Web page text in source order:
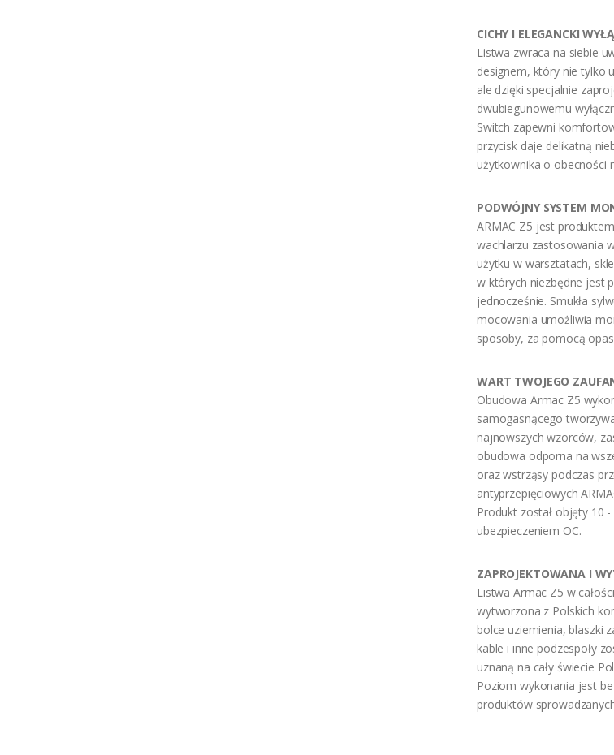
CICHY I ELEGANCKI
Listwa zwraca na siebie
designem, który nie tylko
ale dzięki specjalnie
dwubiegunowemu
Switch zapewni
przycisk daje delikatną
użytkownika o obecności
PODWÓJNY SYSTEM
ARMAC Z5 jest
wachlarzu zastosowania
użytku w warsztatach,
w których niezbędne jest
jednocześnie. Smukła
mocowania umożliwia
sposoby, za pomocą
WART TWOJEGO
Obudowa Armac Z5
samogasnącego
najnowszych wzorców,
obudowa odporna na
oraz wstrząsy podczas
antyprzepięciowych
Produkt został objęty 10
ubezpieczeniem OC.
ZAPROJEKTOWANA I
Listwa Armac Z5 w
wytworzona z Polskich
bolce uziemienia, blaszki
kable i inne podzespoły
uznaną na cały świecie
Poziom wykonania jest
produktów